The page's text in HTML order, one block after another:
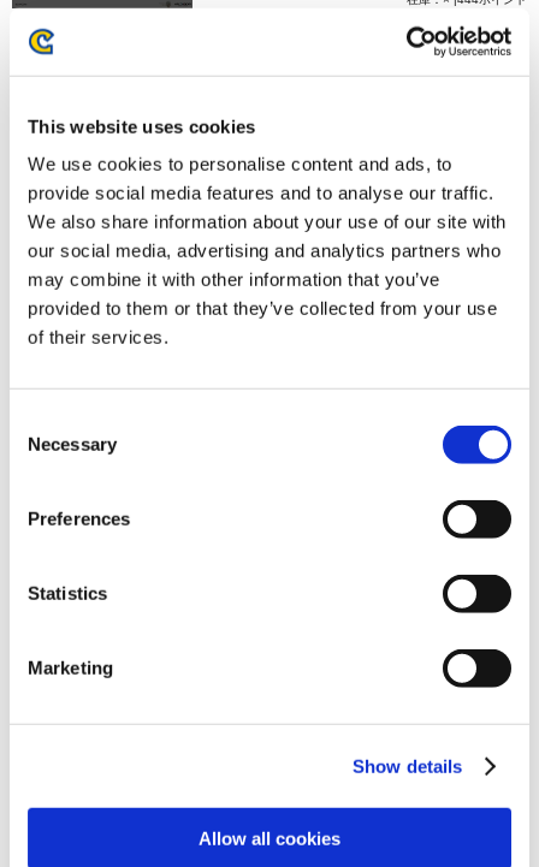
This website uses cookies
We use cookies to personalise content and ads, to
provide social media features and to analyse our traffic.
We also share information about your use of our site with
our social media, advertising and analytics partners who
may combine it with other information that you’ve
provided to them or that they’ve collected from your use
of their services.
Selection
Necessary
Preferences
Statistics
Marketing
Show details
Allow all cookies
1（RUN!）スミクロ M
(税込)
『モンスターハンターワイルズ』シーンイラストTシャツ
1（RUN!）ホワイト M
在庫：× |224ポイント